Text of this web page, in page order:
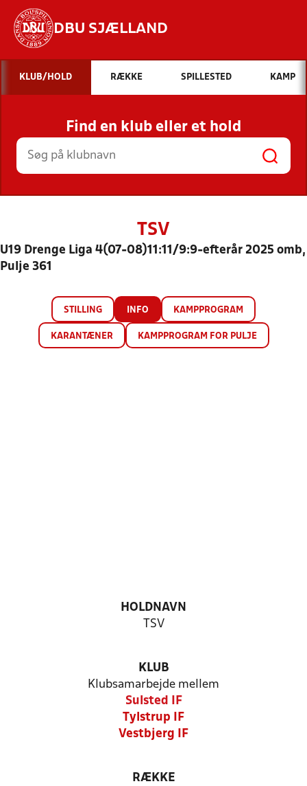
DBU SJÆLLAND
Hvad vil du søge efter?
INDHOLD OG NYHEDER
STILLINGER, RESULTATER, KLUBBER OG
HOLD
KLUB/HOLD RÆKKE SPILLESTED KAMP
Find en klub eller et hold
TSV
U19 Drenge Liga 4(07-08)11:11/9:9-efterår 2025 omb,
Pulje 361
STILLING INFO KAMPPROGRAM
KARANTÆNER KAMPPROGRAM FOR PULJE
HOLDNAVN
TSV
KLUB
Klubsamarbejde mellem
Sulsted IF
Tylstrup IF
Vestbjerg IF
RÆKKE